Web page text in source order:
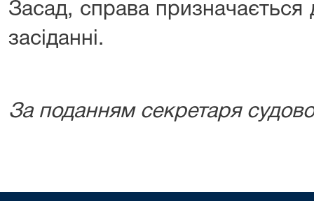
Засад, справа призначається
засіданні.
За поданням секретаря